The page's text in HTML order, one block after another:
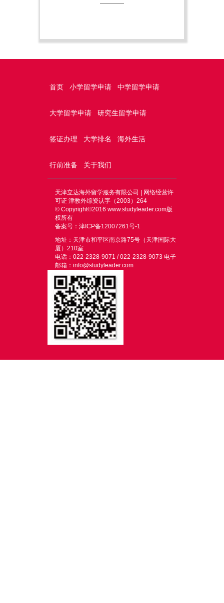
首页 小学留学申请 中学留学申请
大学留学申请 研究生留学申请
签证办理 大学排名 海外生活
行前准备 关于我们
天津立达海外留学服务有限公司 | 网络经营许
可证 津教外综资认字（2003）264
© Copyright©2016 www.studyleader.com版
权所有
备案号：津ICP备12007261号-1
地址：天津市和平区南京路75号（天津国际大
厦）210室
电话：022-2328-9071 / 022-2328-9073 电子
邮箱：info@studyleader.com